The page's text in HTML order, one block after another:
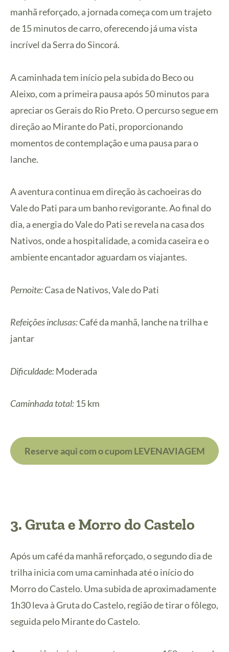
manhã reforçado, a jornada começa com um trajeto
de 15 minutos de carro, oferecendo já uma vista
incrível da Serra do Sincorá.
A caminhada tem início pela subida do Beco ou
Aleixo, com a primeira pausa após 50 minutos para
apreciar os Gerais do Rio Preto. O percurso segue em
direção ao Mirante do Pati, proporcionando
momentos de contemplação e uma pausa para o
lanche.
A aventura continua em direção às cachoeiras do
Vale do Pati para um banho revigorante. Ao final do
dia, a energia do Vale do Pati se revela na casa dos
Nativos, onde a hospitalidade, a comida caseira e o
ambiente encantador aguardam os viajantes.
Pernoite:Casa de Nativos, Vale do Pati
Refeições inclusas:Café da manhã, lanche na trilha e
jantar
Dificuldade:Moderada
Caminhada total: 15 km
Reserve aqui com o cupom LEVENAVIAGEM
3. Gruta e Morro do Castelo
Após um café da manhã reforçado, o segundo dia de
trilha inicia com uma caminhada até o início do
Morro do Castelo. Uma subida de aproximadamente
1h30 leva à Gruta do Castelo, região de tirar o fôlego,
seguida pelo Mirante do Castelo.